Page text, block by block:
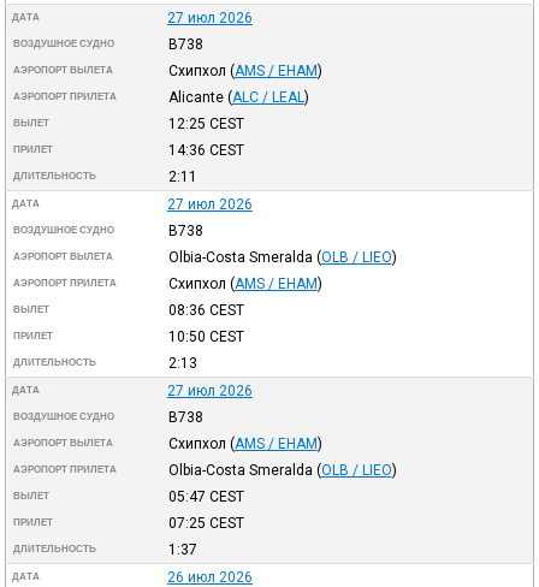
ДАТА 27 июл 2026
ВОЗДУШНОЕ СУДНО B738
АЭРОПОРТ ВЫЛЕТА Схипхол (AMS / EHAM)
АЭРОПОРТ ПРИЛЕТА Alicante (ALC / LEAL )
ВЫЛЕТ 12:25 CEST
ПРИЛЕТ 14:36 CEST
ДЛИТЕЛЬНОСТЬ 2:11
ДАТА 27 июл 2026
ВОЗДУШНОЕ СУДНО B738
АЭРОПОРТ ВЫЛЕТА Olbia-Costa Smeralda (OLB / LIEO)
АЭРОПОРТ ПРИЛЕТА Схипхол (AMS / EHAM)
ВЫЛЕТ 08:36 CEST
ПРИЛЕТ 10:50 CEST
ДЛИТЕЛЬНОСТЬ 2:13
ДАТА 27 июл 2026
ВОЗДУШНОЕ СУДНО B738
АЭРОПОРТ ВЫЛЕТА Схипхол (AMS / EHAM)
АЭРОПОРТ ПРИЛЕТА Olbia-Costa Smeralda (OLB / LIEO)
ВЫЛЕТ 05:47 CEST
ПРИЛЕТ 07:25 CEST
ДЛИТЕЛЬНОСТЬ 1:37
ДАТА 26 июл 2026